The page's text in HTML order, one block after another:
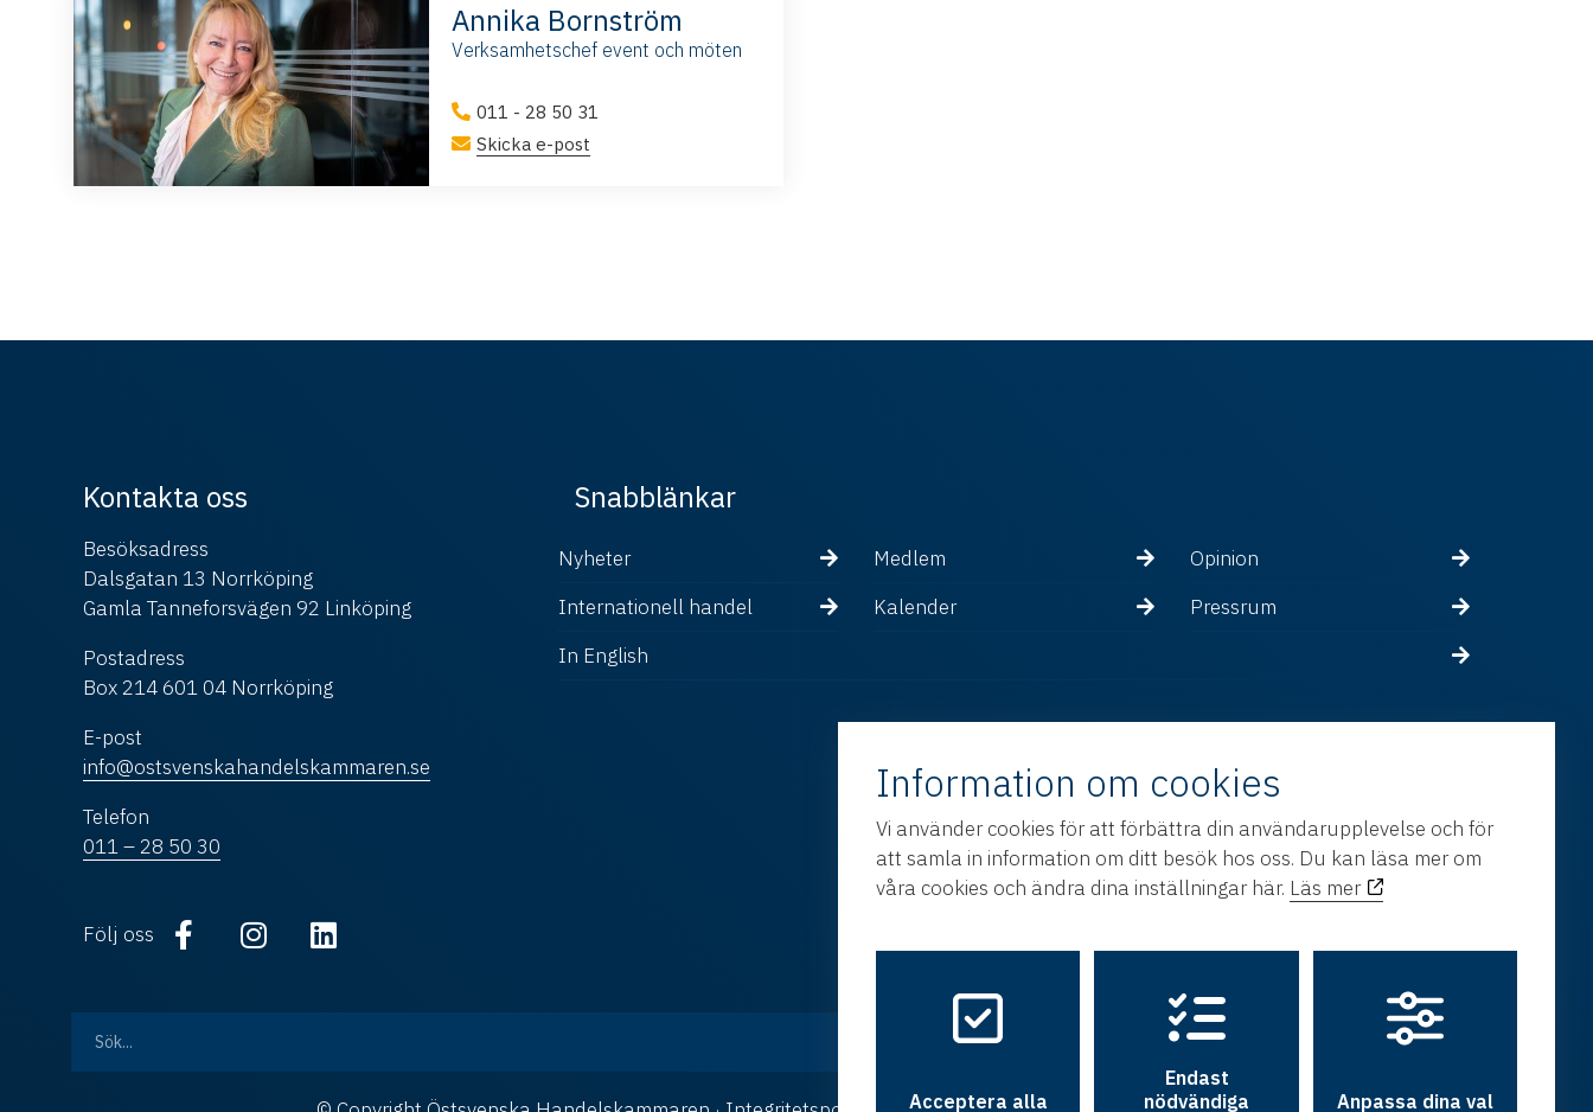
Annika Bornström
Verksamhetschef event och möten
011 - 28 50 31
Skicka e-post
Kontakta oss
Besöksadress
Dalsgatan 13 Norrköping
Gamla Tanneforsvägen 92 Linköping
Postadress
Box 214 601 04 Norrköping
E-post
info@ostsvenskahandelskammaren.se
Telefon
011 – 28 50 30
Följ oss
Snabblänkar
Nyheter Medlem
Opinion
Internationell handel
Kalender
Pressrum
In English
Information om cookies
Vi använder cookies för att förbättra din användarupplevelse och för
att samla in information om ditt besök hos oss. Du kan läsa mer om
våra cookies och ändra dina inställningar här. Läs mer
Acceptera alla
Endast
nödvändiga
Anpassa dina val